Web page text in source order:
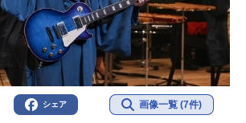
シェア 画像一覧 (7件)